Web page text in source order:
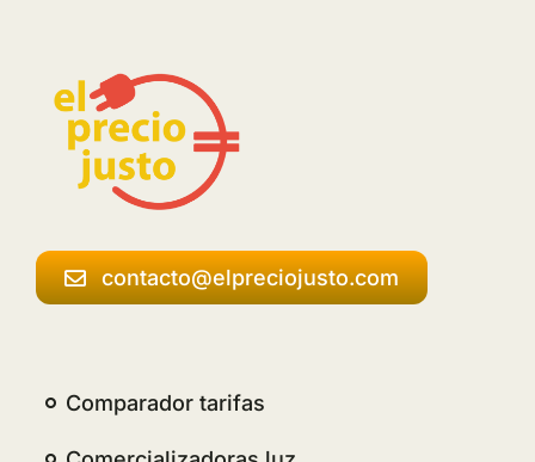
contacto@elpreciojusto.com
Comparador tarifas